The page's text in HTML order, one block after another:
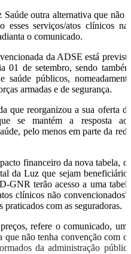
outra alternativa que não a
serviços/atos clínicos nas
o comunicado.
da ADSE está prevista
01 de setembro, sendo também
saúde públicos, nomeadamente
armadas e de segurança.
que reorganizou a sua oferta de
se mantém a resposta aos
pelo menos em parte da rede
financeiro da nova tabela, os
da Luz que sejam beneficiários
GNR terão acesso a uma tabela
clínicos não convencionados”,
praticados com as seguradoras.
refere o comunicado, uma
que não tenha convenção com os
da administração pública